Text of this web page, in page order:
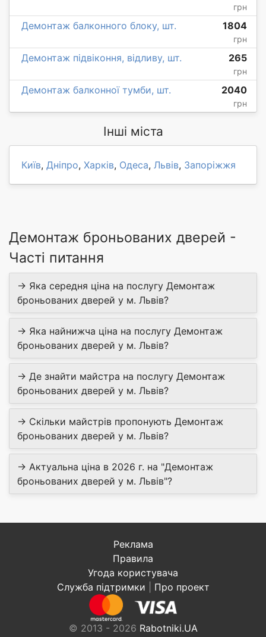
грн
Демонтаж балконного блоку, шт. 1804
грн
Демонтаж підвіконня, відливу, шт. 265
грн
Демонтаж балконної тумби, шт. 2040
грн
Інші міста
Київ, Дніпро, Харків, Одеса, Львів, Запоріжжя
Демонтаж броньованих дверей -
Часті питання
→ Яка середня ціна на послугу Демонтаж
броньованих дверей у м. Львів?
→ Яка найнижча ціна на послугу Демонтаж
броньованих дверей у м. Львів?
→ Де знайти майстра на послугу Демонтаж
броньованих дверей у м. Львів?
→ Скільки майстрів пропонують Демонтаж
броньованих дверей у м. Львів?
→ Актуальна ціна в 2026 г. на "Демонтаж
броньованих дверей у м. Львів"?
Реклама
Правила
Угода користувача
Служба підтримки
Про проект
© 2013 - 2026 Rabotniki.UA